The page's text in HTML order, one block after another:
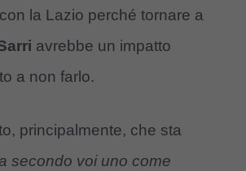
la Lazio perché tornare a
avrebbe un impatto
a non farlo.
principalmente, che sta
secondo voi uno come